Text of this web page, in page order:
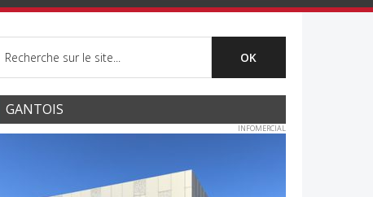
GANTOIS
INFOMERCIAL